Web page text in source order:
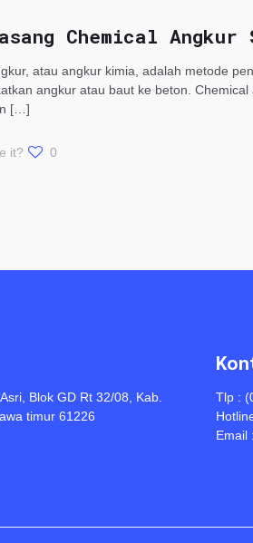
Chemical Angkur
atau angkur kimia, adalah metode
angkur atau baut ke beton.
[…]
it? 0
Blok GD Rt 32/08, Kab.
timur 61226
Tlp :
Email